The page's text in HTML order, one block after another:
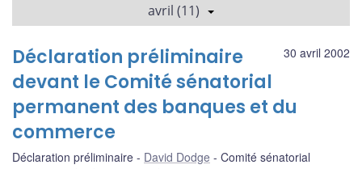
avril (11)
30 avril 2002
Déclaration préliminaire
devant le Comité sénatorial
permanent des banques et du
commerce
Déclaration préliminaire David Dodge
Comité sénatorial